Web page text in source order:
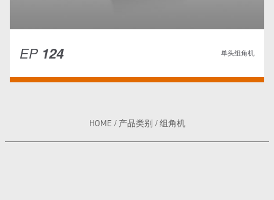
EP 124 单头组角机
HOME / 产品类别 / 组角机